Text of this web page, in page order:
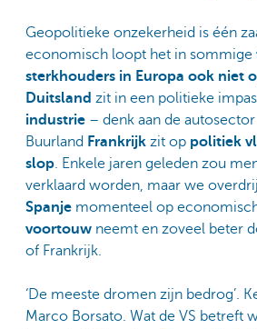
Geopolitieke onzekerheid is één
economisch loopt het in sommige
sterkhouders in Europa ook niet
Duitsland zit in een politieke
industrie – denk aan de
Buurland Frankrijk zit op politiek
slop. Enkele jaren geleden zou
verklaard worden, maar we
Spanje momenteel op
voortouw neemt en zoveel beter
of Frankrijk.
‘De meeste dromen zijn bedrog’.
Marco Borsato. Wat de VS betreft